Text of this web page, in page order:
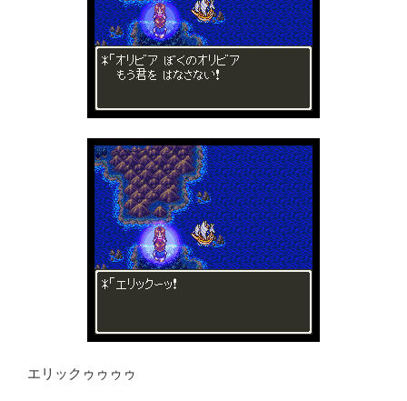
エリックゥゥゥゥ